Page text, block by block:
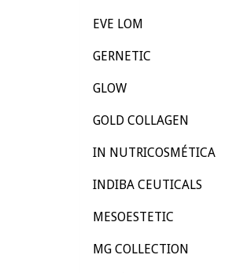
EVE LOM
GERNETIC
GLOW
GOLD COLLAGEN
IN NUTRICOSMÉTICA
INDIBA CEUTICALS
MESOESTETIC
MG COLLECTION